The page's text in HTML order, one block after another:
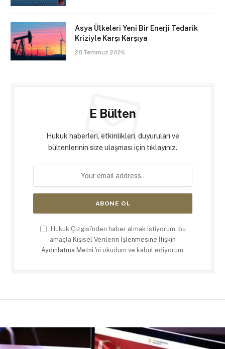
Asya Ülkeleri Yeni Bir Enerji Tedarik
Kriziyle Karşı Karşıya
28 Temmuz 2026
E Bülten
Hukuk haberleri, etkinlikleri, duyuruları ve
bültenlerinin size ulaşması için tıklayınız.
Hukuk Çizgisi'nden haber almak istiyorum, bu
amaçla Kişisel Verilerin İşlenmesine İlişkin
Aydınlatma Metni 'ni okudum ve kabul ediyorum.